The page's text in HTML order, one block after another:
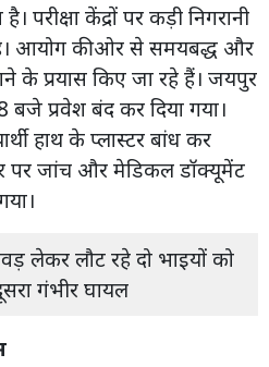
परीक्षा केंद्रों पर कड़ी निगरानी
आयोग की ओर से समयबद्ध और
के प्रयास किए जा रहे हैं। जयपुर
प्रवेश बंद कर दिया गया।
हाथ के प्लास्टर बांध कर
पर जांच और मेडिकल डॉक्यूमेंट
लेकर लौट रहे दो भाइयों को
गंभीर घायल